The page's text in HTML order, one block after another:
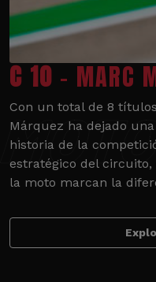
C 10 - MARC
Con un total de 8
Márquez ha dejado
historia de la
estratégico del
la moto marcan la